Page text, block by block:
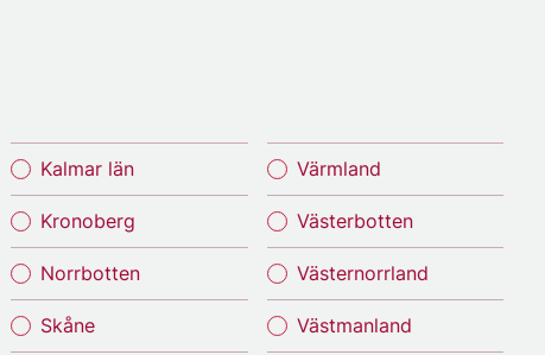
Kalmar län
Kronoberg
Norrbotten
Skåne
Värmland
Västerbotten
Västernorrland
Västmanland